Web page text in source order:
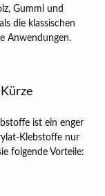
Gummi und
die klassischen
Anwendungen.
ist ein enger
Klebstoffe nur
folgende Vorteile: